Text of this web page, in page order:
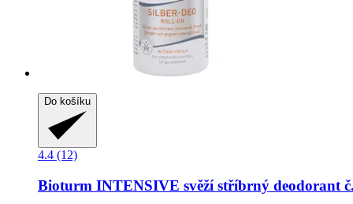
Do košíku
4.4 (12)
Bioturm INTENSIVE svěží stříbrný deodorant